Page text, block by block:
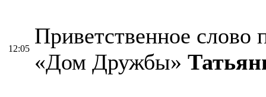
12:05
Приветственное
«Дом Дружбы»